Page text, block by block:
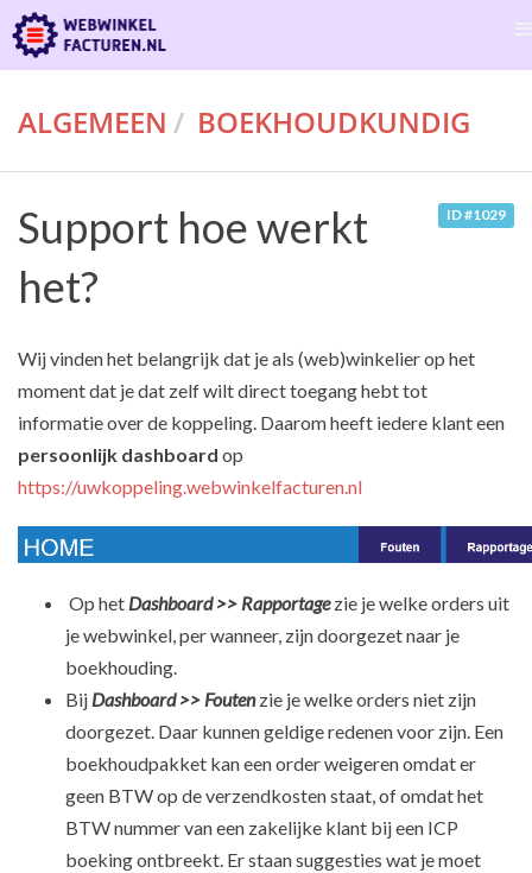
ALGEMEEN BOEKHOUDKUNDIG
ID #1029
Support hoe werkt
het?
Wij vinden het belangrijk dat je als (web)winkelier op het
moment dat je dat zelf wilt direct toegang hebt tot
informatie over de koppeling. Daarom heeft iedere klant een
persoonlijk dashboard op
https://uwkoppeling.webwinkelfacturen.nl
Op het Dashboard >> Rapportagezie je welke orders uit
je webwinkel, per wanneer, zijn doorgezet naar je
boekhouding.
Bij Dashboard >> Foutenzie je welke orders niet zijn
doorgezet. Daar kunnen geldige redenen voor zijn. Een
boekhoudpakket kan een order weigeren omdat er
geen BTW op de verzendkosten staat, of omdat het
BTW nummer van een zakelijke klant bij een ICP
boeking ontbreekt. Er staan suggesties wat je moet